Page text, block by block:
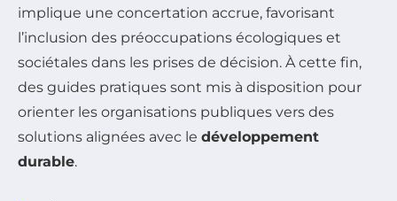
implique une concertation accrue, favorisant
l’inclusion des préoccupations écologiques et
sociétales dans les prises de décision. À cette fin,
des guides pratiques sont mis à disposition pour
orienter les organisations publiques vers des
solutions alignées avec le développement
durable.